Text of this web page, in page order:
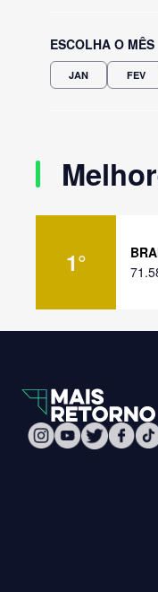
ESCOLHA O MÊS
JAN FEV
1°